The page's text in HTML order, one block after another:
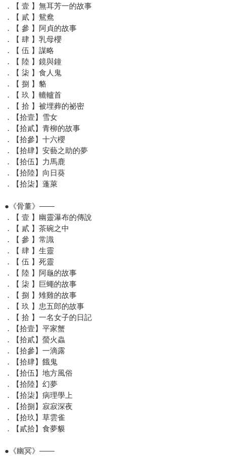
．【 壹 】無耳芳一的故事
．【 貳 】鴛鴦
．【 參 】阿貞的故事
．【 肆 】乳母櫻
．【 伍 】謀略
．【 陸 】鏡與鐘
．【 柒 】食人鬼
．【 捌 】貉
．【 玖 】轆轤首
．【 拾 】被埋葬的祕密
．【拾壹】雪女
．【拾貳】青柳的故事
．【拾參】十六櫻
．【拾肆】安藝之助的夢
．【拾伍】力馬鹿
．【拾陸】向日葵
．【拾柒】蓬萊
●《骨董》——
．【 壹 】幽靈瀑布的傳說
．【 貳 】茶碗之中
．【 參 】常識
．【 肆 】生靈
．【 伍 】死靈
．【 陸 】阿龜的故事
．【 柒 】巨蠅的故事
．【 捌 】雉雞的故事
．【 玖 】忠五郎的故事
．【 拾 】一名女子的日記
．【拾壹】平家蟹
．【拾貳】螢火蟲
．【拾參】一滴露
．【拾肆】餓鬼
．【拾伍】地方風俗
．【拾陸】幻夢
．【拾柒】病理學上
．【拾捌】寂寂深夜
．【拾玖】草雲雀
．【貳拾】食夢貘
●《幽冥》——